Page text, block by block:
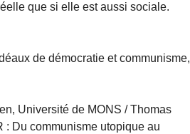
que si elle est aussi sociale.
de démocratie et communisme,
Université de MONS / Thomas
: Du communisme utopique au